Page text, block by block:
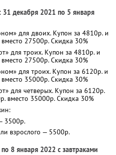
декабря 2021 по 5 января
для двоих. Купон за 4810р. и
27500р.Скидка 30%
для троих. Купон за 4810р. и
27500р.Скидка 30%
для троих. Купон за 6120р. и
35000р.Скидка 30%
для четверых. Купон за 6120р.
вместо 35000р.Скидка 30%
3500р.
взрослого — 5500р.
8 января 2022 с завтраками